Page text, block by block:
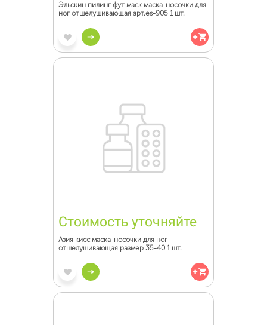
Эльскин пилинг фут маск маска-носочки для
ног отшелушивающая арт.es-905 1 шт.
Стоимость уточняйте
Азия кисс маска-носочки для ног
отшелушивающая размер 35-40 1 шт.